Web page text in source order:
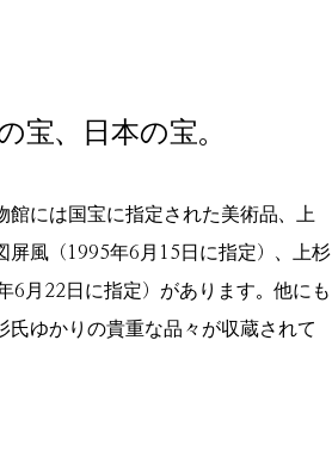
宝、日本の宝。
館には国宝に指定された美術品、上
屏風（1995年6月15日に指定）、上杉
6月22日に指定）があります。他にも
氏ゆかりの貴重な品々が収蔵されて